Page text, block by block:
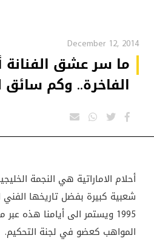
December 12, 2014
ما سر عشق الفنانة
الفاخرة.. وكم سائق
أحلام الاماراتية هي النجمة
شعبية كبيرة بفضل تاريخها الفني
1995 ويستمر الى أيامنا هذه
المواهب كعضو في لجنة التحكيم.